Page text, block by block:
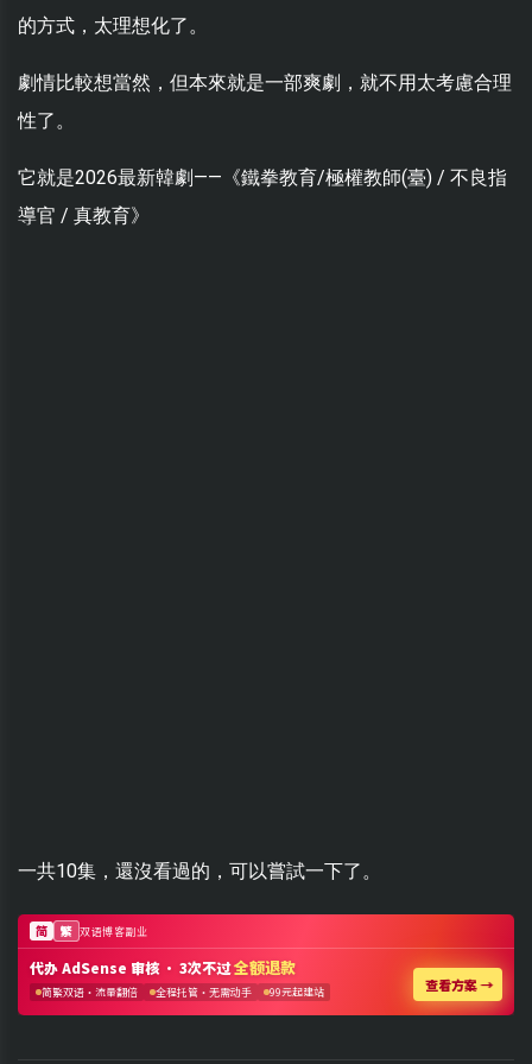
的方式，太理想化了。
劇情比較想當然，但本來就是一部爽劇，就不用太考慮合理
性了。
它就是2026最新韓劇——《鐵拳教育/極權教師(臺) / 不良指
導官 / 真教育》
一共10集，還沒看過的，可以嘗試一下了。